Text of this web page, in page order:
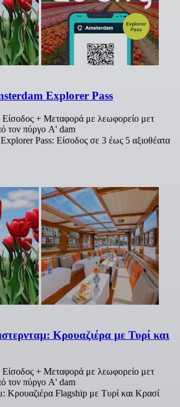
Explorer Pass
+ Μεταφορά με λεωφορείο μετ
τον πύργο A' dam
Pass: Είσοδος σε 3 έως 5 αξιοθέατα
Κρουαζιέρα με Τυρί και
+ Μεταφορά με λεωφορείο μετ
τον πύργο A' dam
Κρουαζιέρα Flagship με Τυρί και Κρασί